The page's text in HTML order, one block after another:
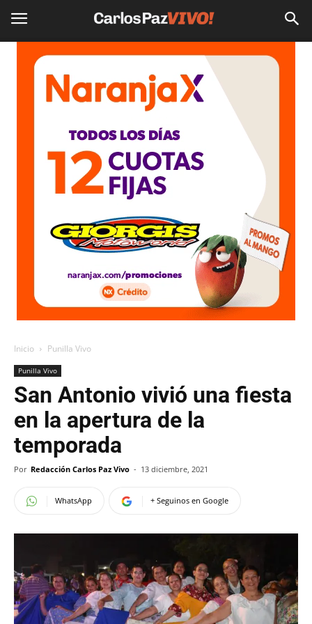
Inicio Punilla Vivo
Punilla Vivo
San Antonio vivió una fiesta
en la apertura de la
temporada
Por Redacción Carlos Paz Vivo - 13 diciembre, 2021
WhatsApp + Seguinos en Google